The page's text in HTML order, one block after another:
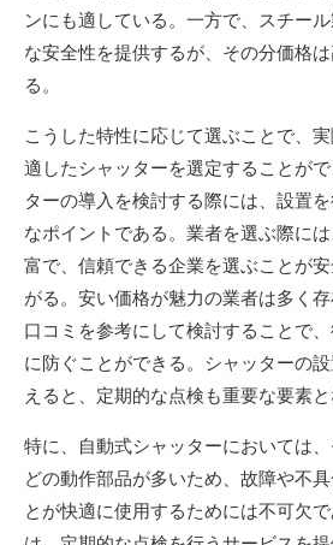
ンにも適している。一方で、スチー
な安全性を提供するが、その分価格
る。
こうした特性に応じて選ぶことで、
適したシャッターを選定することが
ターの導入を検討する際には、設置
なポイントである。業者を選ぶ際に
富で、信頼できる企業を選ぶことが
がる。安い価格が魅力の業者は多く
口コミを参考にして検討することで
に防ぐことができる。シャッターの
えると、定期的な点検も重要な要素と
特に、自動式シャッターにおいては
どの動作部品が多いため、故障や不
とが快適に使用するためには不可欠